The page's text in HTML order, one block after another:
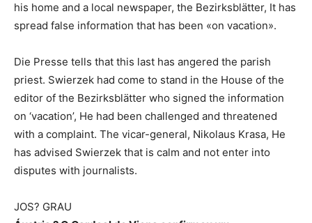
his home and a local newspaper, the Bezirksblätter, It has
spread false information that has been «on vacation».
Die Presse tells that this last has angered the parish
priest. Swierzek had come to stand in the House of the
editor of the Bezirksblätter who signed the information
on ‘vacation’, He had been challenged and threatened
with a complaint. The vicar-general, Nikolaus Krasa, He
has advised Swierzek that is calm and not enter into
disputes with journalists.
JOS? GRAU